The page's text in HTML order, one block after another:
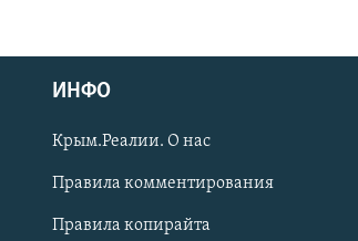
ИНФО
Крым.Реалии. О нас
Правила комментирования
Правила копирайта